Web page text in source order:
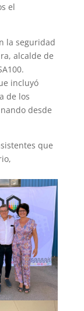
el
la seguridad
alcalde de
incluyó
de los
desde
que